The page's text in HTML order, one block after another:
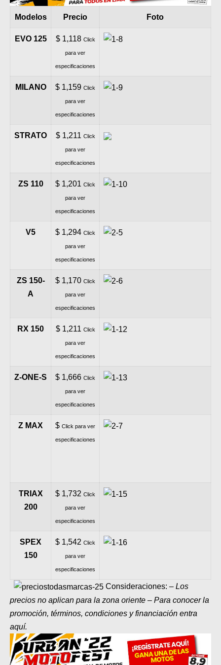
MOTOS HERO PERÚ
MOTOS ZONTES PERÚ
MOTOS BENELLI PERÚ
MOTOS ZONGSHEN PERÚ
Modelos Precio Foto
EVO 125 $ 1,118 Click
para ver
especificaciones
MILANO $ 1,159 Click
para ver
especificaciones
STRATO $ 1,211 Click
para ver
especificaciones
ZS 110 $ 1,201 Click
para ver
especificaciones
V5 $ 1,294 Click
para ver
especificaciones
ZS 150-
A
$ 1,170 Click
para ver
especificaciones
RX 150 $ 1,211 Click
para ver
especificaciones
Z-ONE-S $ 1,666 Click
para ver
especificaciones
Z MAX $ Click para ver
especificaciones
TRIAX
200
$ 1,732 Click
para ver
especificaciones
SPEX
150
$ 1,542 Click
para ver
especificaciones
Consideraciones: – Los
precios no aplican para la zona oriente – Para conocer la
promoción, términos, condiciones y financiación entra
aquí.